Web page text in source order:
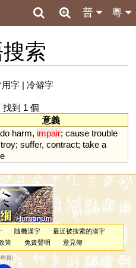
粵
普
索
用字| 冷僻字
找到 1 個
意義
do harm, impair; cause trouble
; suffer, contract; take a
隨機漢字
最近被搜索的漢字
策 免責聲明 意見簿
員）